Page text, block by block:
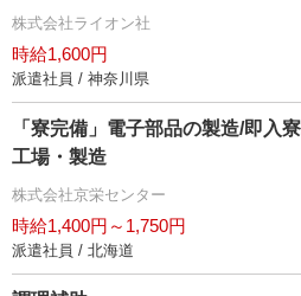
株式会社ライオン社
時給1,600円
派遣社員 / 神奈川県
「寮完備」電子部品の製造/即入
工場・製造
株式会社京栄センター
時給1,400円～1,750円
派遣社員 / 北海道